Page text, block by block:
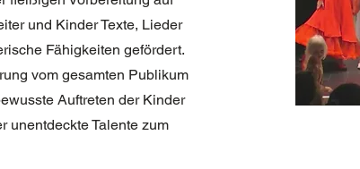
und Kinder Texte, Lieder
Fähigkeiten gefördert.
vom gesamten Publikum
Auftreten der Kinder
unentdeckte Talente zum